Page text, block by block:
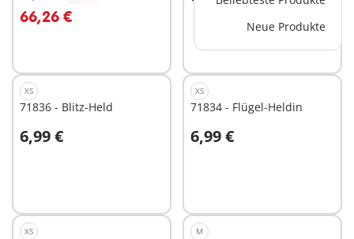
Neue Produkte
66,26 €
In den Warenkorb In den Warenkorb
XS
71836 - Blitz-Held
6,99 €
In den Warenkorb
XS
71834 - Flügel-Heldin
6,99 €
In den Warenkorb
XS M